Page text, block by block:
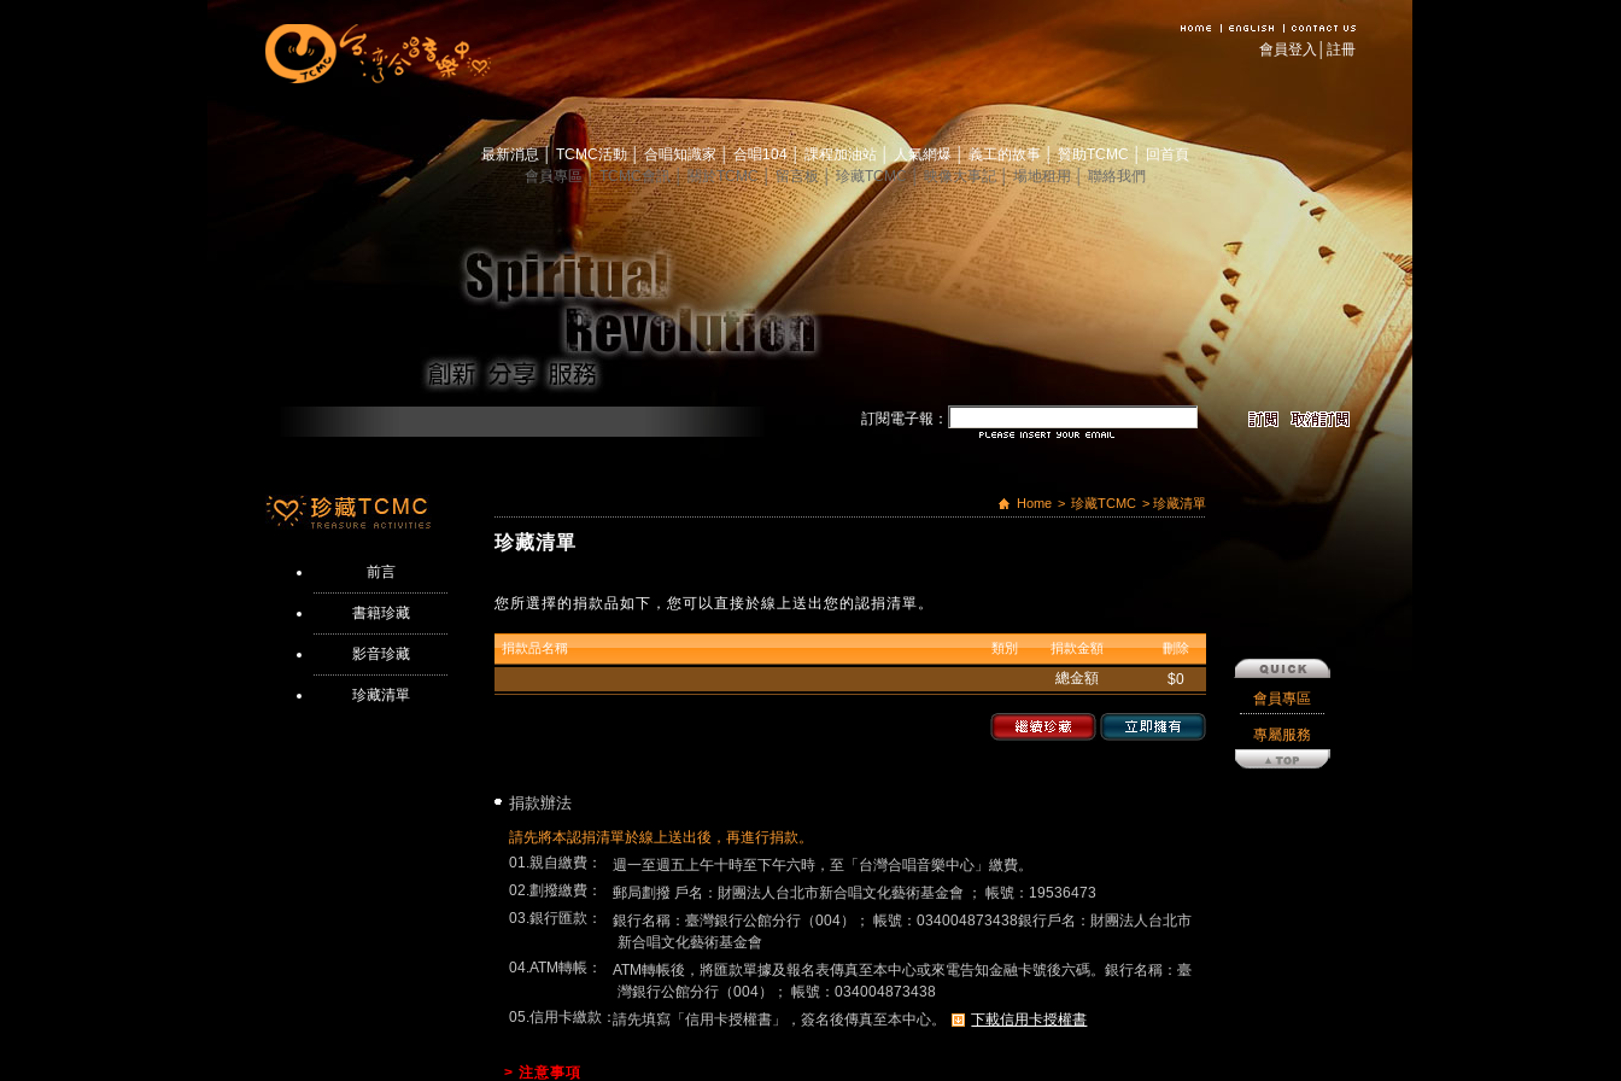
註冊
會員登入
最新消息 TCMC活動│ 合唱知識家│ 合唱104│ 課程加油站 人氣網爆│ 義工的故事 │ 贊助TCMC │ 回首頁
會員專區│ TCMC會訊│ 關於TCMC│ 留言板│ 珍藏TCMC│ 映像大事記│ 場地租用│ 聯絡我們
訂閱電子報：
前言
書籍珍藏
影音珍藏
珍藏清單
Home > 珍藏TCMC > 珍藏清單
珍藏清單
您所選擇的捐款品如下，您可以直接於線上送出您的認捐清單。
捐款品名稱 類別 捐款金額 刪除
總金額 $0
捐款辦法
請先將本認捐清單於線上送出後，再進行捐款。
01.親自繳費：
週一至週五上午十時至下午六時，至「台灣合唱音樂中心」繳費。
02.劃撥繳費：
郵局劃撥 戶名：財團法人台北市新合唱文化藝術基金會 ； 帳號：19536473
03.銀行匯款：
銀行名稱：臺灣銀行公館分行（004）； 帳號：034004873438銀行戶名：財團法人台北市
新合唱文化藝術基金會
04.ATM轉帳：
ATM轉帳後，將匯款單據及報名表傳真至本中心或來電告知金融卡號後六碼。銀行名稱：臺
灣銀行公館分行（004）； 帳號：034004873438
05.信用卡繳款：請先填寫「信用卡授權書」，簽名後傳真至本中心。 下載信用卡授權書
> 注意事項
會員專區
專屬服務